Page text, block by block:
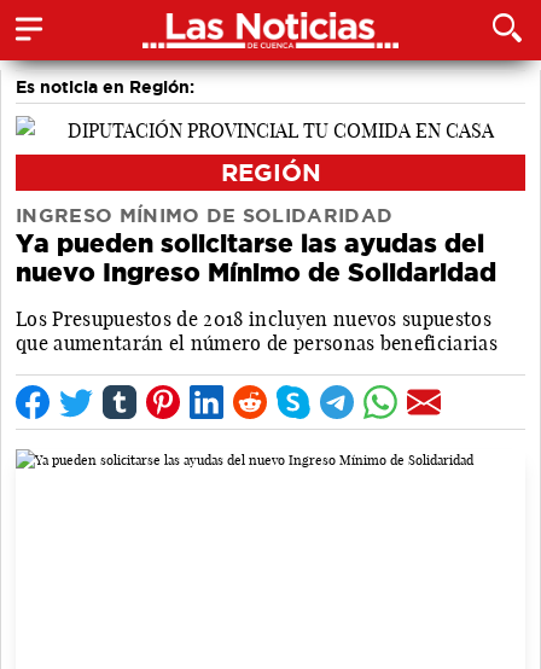
Es noticia en Región:
REGIÓN
INGRESO MÍNIMO DE SOLIDARIDAD
Ya pueden solicitarse las ayudas del
nuevo Ingreso Mínimo de Solidaridad
Los Presupuestos de 2018 incluyen nuevos supuestos
que aumentarán el número de personas beneficiarias